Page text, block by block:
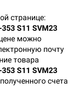
странице:
S11 SVM23
можно
почту
товара
S11 SVM23
счета